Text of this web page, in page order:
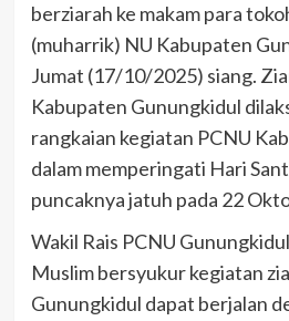
berziarah ke makam para
(muharrik) NU Kabupaten
Jumat (17/10/2025) siang.
Kabupaten Gunungkidul
rangkaian kegiatan PCNU
dalam memperingati Hari
puncaknya jatuh pada 22
Wakil Rais PCNU
Muslim bersyukur kegiatan
Gunungkidul dapat berjalan